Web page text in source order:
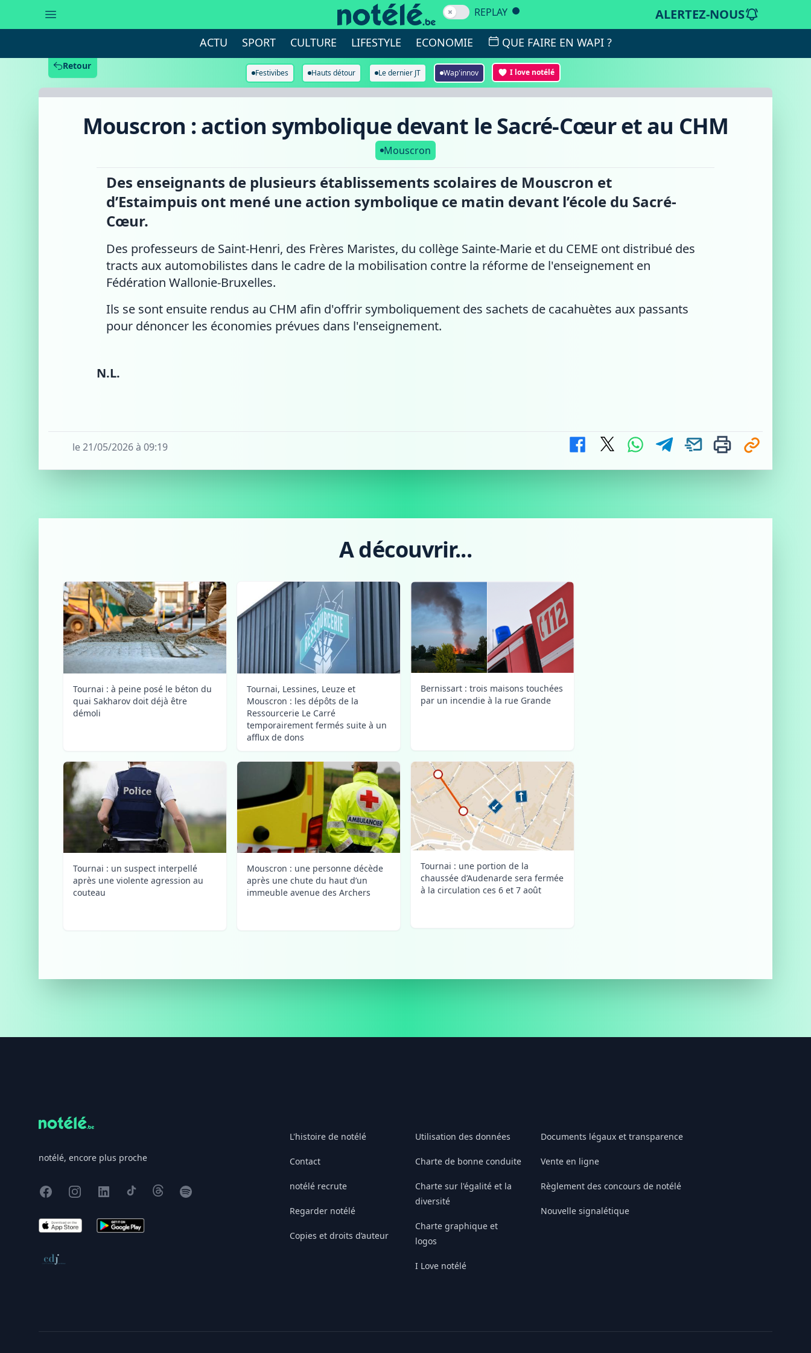
REPLAY ALERTEZ-NOUS
ACTU SPORT CULTURE LIFESTYLE ECONOMIE QUE FAIRE EN WAPI ?
Festivibes Hauts détour Le dernier JT Wap'innov I love notélé
Retour
Mouscron : action symbolique devant le Sacré-Cœur et au CHM
Mouscron
Des enseignants de plusieurs établissements scolaires de Mouscron et
d’Estaimpuis ont mené une action symbolique ce matin devant l’école du Sacré-
Cœur.
Des professeurs de Saint-Henri, des Frères Maristes, du collège Sainte-Marie et du CEME ont distribué des
tracts aux automobilistes dans le cadre de la mobilisation contre la réforme de l'enseignement en
Fédération Wallonie-Bruxelles.
Ils se sont ensuite rendus au CHM afin d'offrir symboliquement des sachets de cacahuètes aux passants
pour dénoncer les économies prévues dans l'enseignement.
N.L.
le 21/05/2026 à 09:19
A découvrir...
Tournai : à peine posé le béton du
quai Sakharov doit déjà être
démoli
Tournai, Lessines, Leuze et
Mouscron : les dépôts de la
Ressourcerie Le Carré
temporairement fermés suite à un
afflux de dons
Bernissart : trois maisons touchées
par un incendie à la rue Grande
Tournai : un suspect interpellé
après une violente agression au
couteau
Mouscron : une personne décède
après une chute du haut d’un
immeuble avenue des Archers
Tournai : une portion de la
chaussée d’Audenarde sera fermée
à la circulation ces 6 et 7 août
notélé, encore plus proche
FacebookInstagram
X TikTokThreadsSpotify
App Store Google Play
Conseil de déontologie journalistique
L'histoire de notélé
Contact
notélé recrute
Regarder notélé
Copies et droits d’auteur
Utilisation des données
Charte de bonne conduite
Charte sur l'égalité et la
diversité
Charte graphique et
logos
I Love notélé
Documents légaux et transparence
Vente en ligne
Règlement des concours de notélé
Nouvelle signalétique